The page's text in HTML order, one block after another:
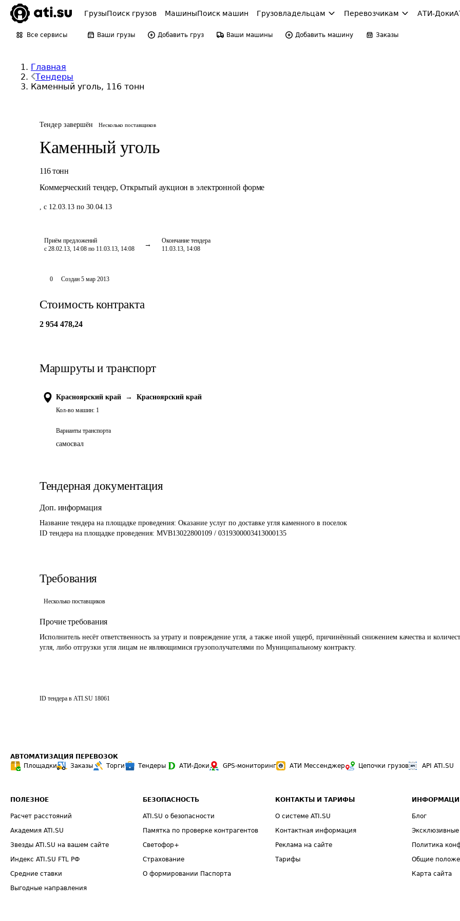
ГрузыПоиск грузов МашиныПоиск машин Грузовладельцам Перевозчикам АТИ-Доки
Все сервисы Ваши грузы Добавить груз Ваши машины Добавить машину Заказы
Главная
Тендеры
Каменный уголь, 116 тонн
Тендер завершён Несколько поставщиков
Каменный уголь
116 тонн
Коммерческий тендер, Открытый аукцион в электронной форме
, с 12.03.13 по 30.04.13
Приём предложений
с 28.02.13, 14:08 по 11.03.13, 14:08
Окончание тендера
11.03.13, 14:08
0 Создан 5 мар 2013
Стоимость контракта
2 954 478,24
Маршруты и транспорт
Красноярский край → Красноярский край
Кол-во машин: 1
Варианты транспорта
самосвал
Тендерная документация
Доп. информация
Название тендера на площадке проведения: Оказание услуг по доставке угля каменного в поселок
ID тендера на площадке проведения: MVB13022800109 / 0319300003413000135
Требования
Несколько поставщиков
Прочие требования
Исполнитель несёт ответственность за утрату и повреждение угля, а также иной ущерб, причинённый снижением качества и
угля, либо отгрузки угля лицам не являющимися грузополучателями по Муниципальному контракту.
ID тендера в ATI.SU 18061
АВТОМАТИЗАЦИЯ ПЕРЕВОЗОК
Площадки
Заказы Торги Тендеры АТИ-Доки GPS-мониторинг АТИ Мессенджер Цепочки грузов API ATI.SU
ПОЛЕЗНОЕ
Расчет расстояний
Академия ATI.SU
Звезды ATI.SU на вашем сайте
Индекс ATI.SU FTL РФ
Средние ставки
Выгодные направления
БЕЗОПАСНОСТЬ
ATI.SU о безопасности
Памятка по проверке контрагентов
Светофор+
Страхование
О формировании Паспорта
КОНТАКТЫ И ТАРИФЫ
О системе ATI.SU
Контактная информация
Реклама на сайте
Тарифы
Блог
Политика
Общие
Карта сайта